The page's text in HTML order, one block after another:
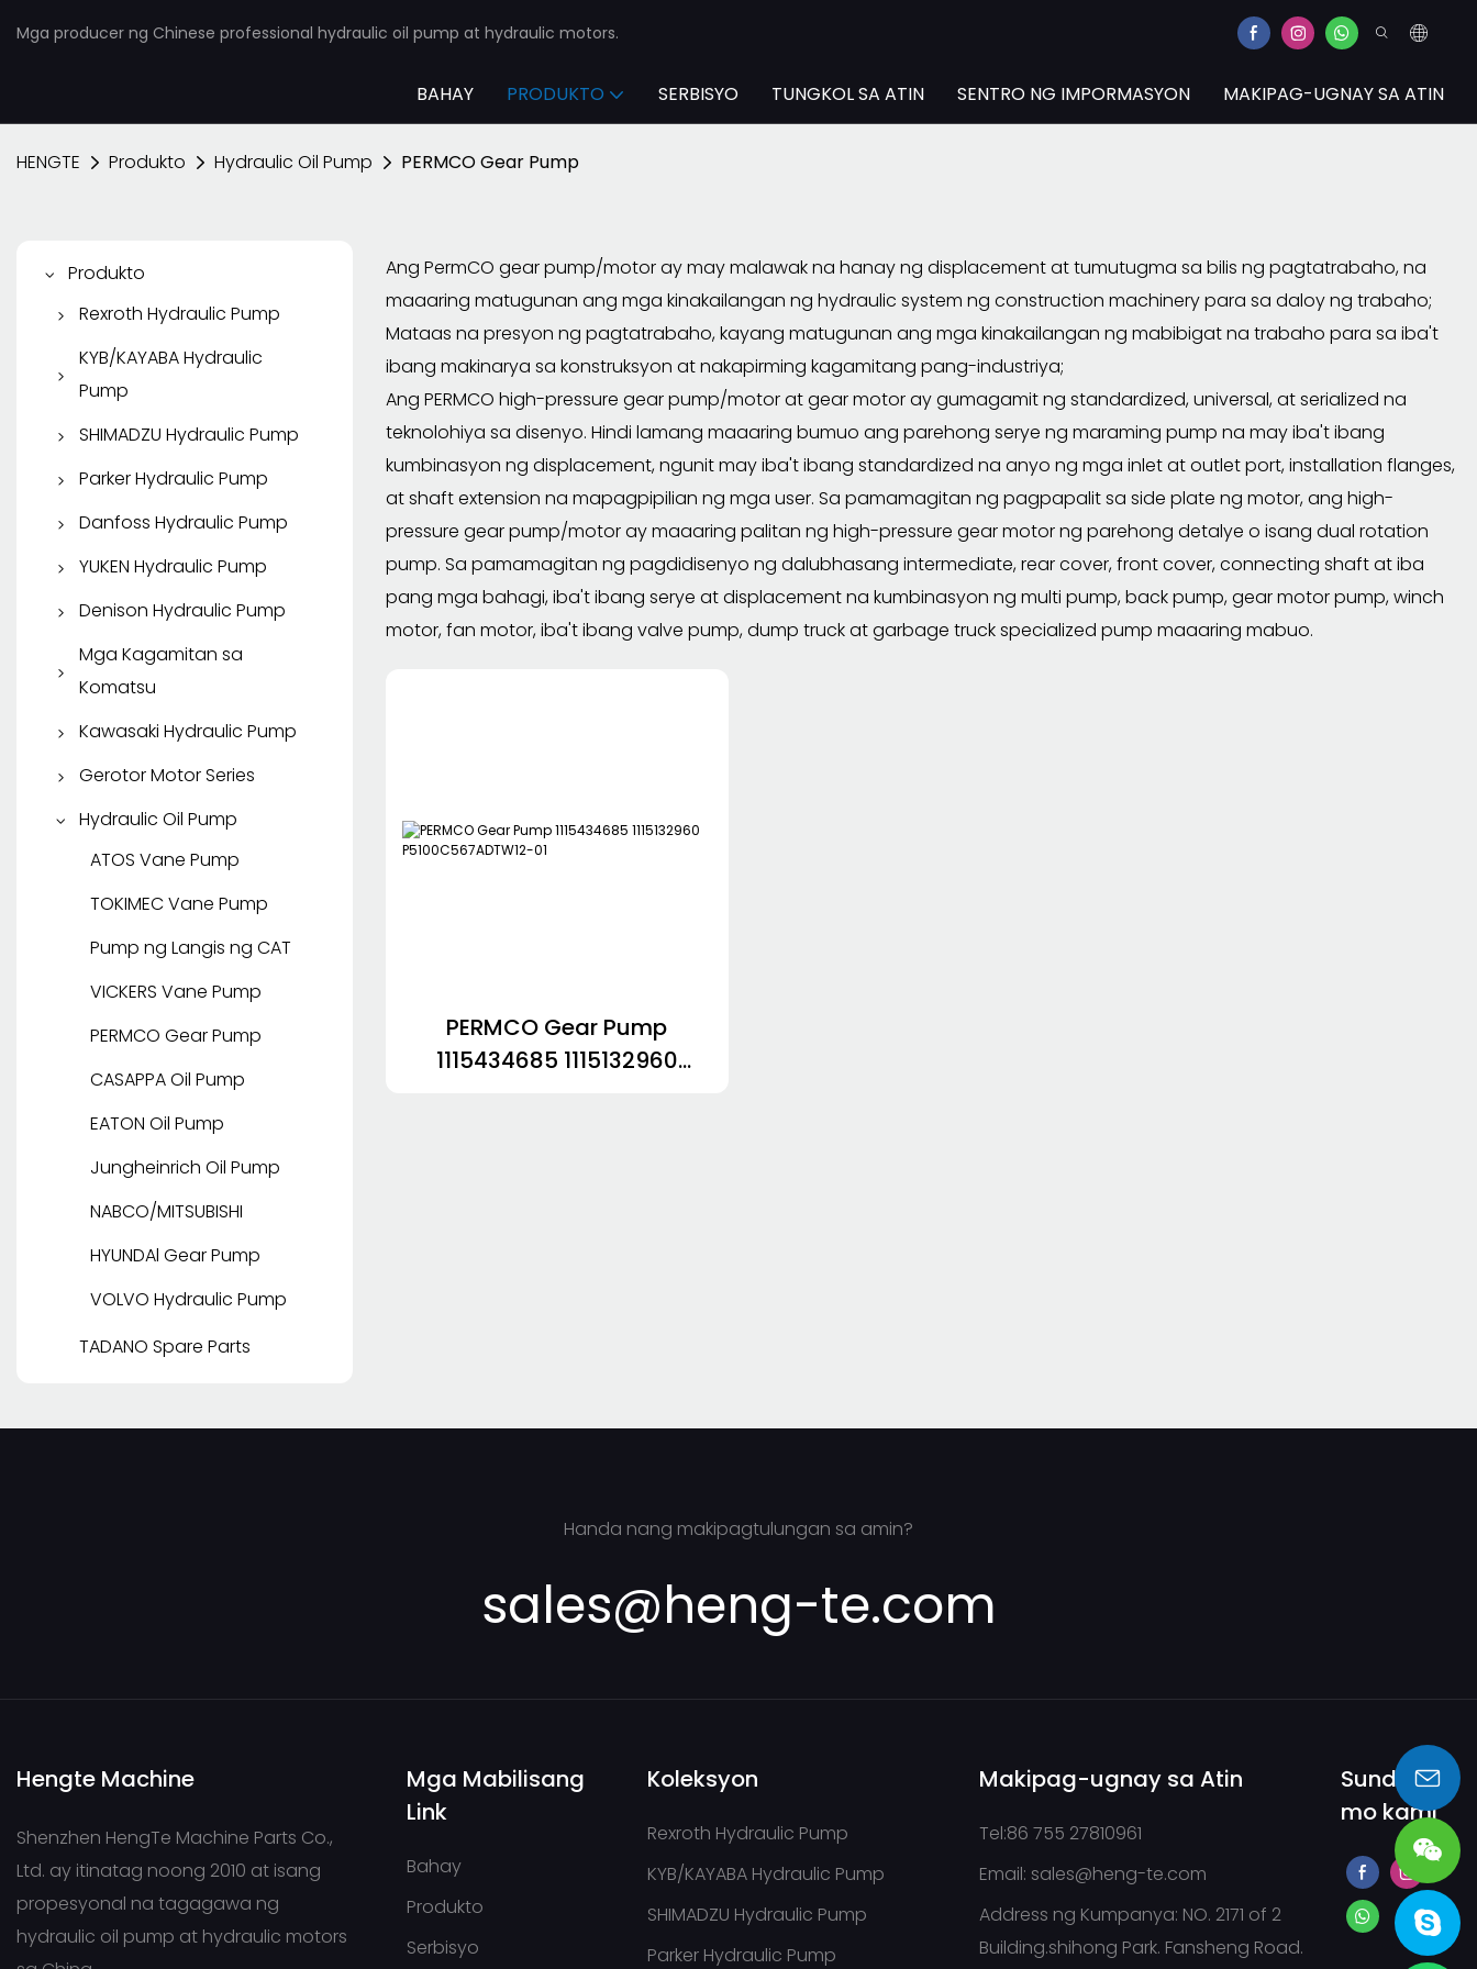
Mga producer ng Chinese professional hydraulic oil pump at hydraulic motors.
BAHAY PRODUKTO SERBISYO TUNGKOL SA ATIN SENTRO NG IMPORMASYON MAKIPAG-UGNAY SA ATIN
HENGTE Produkto Hydraulic Oil Pump PERMCO Gear Pump
Produkto
Rexroth Hydraulic Pump
Rexroth Piston Pump
Rexroth Vane Pump
Rexroth Gear Pump
Rexroth Hydraulic Motor
KYB/KAYABA Hydraulic
Pump
KYB/KAYABA Gear Pump
KYB Piston Pump
KYB Travel Motor
SHIMADZU Hydraulic Pump
SHIMADZU Gear Pump
Parker Hydraulic Pump
Parker Piston Pump
Parker Vane Pump
Parker Gear Pump
Parker Hydraulic Motor
Danfoss Hydraulic Pump
Danfoss Piston Pump
Danfoss Gear Pump
YUKEN Hydraulic Pump
YUKEN Piston Pump
YUKEN Vane Pump
Denison Hydraulic Pump
Denison Piston Pump
Denison Vane Pump
SAUER DANFOSS
Mga Kagamitan sa
Komatsu
Mga ekstrang bahagi ng
Kawasaki Hydraulic Pump
Kawasaki Piston Pump
Gerotor Motor Series
EATON Gerotor Motor
Danfoss Gerotor Motor
WHITE Gerotor Motor
Hydraulic Oil Pump
ATOS Vane Pump
TOKIMEC Vane Pump
Pump ng Langis ng CAT
VICKERS Vane Pump
PERMCO Gear Pump
CASAPPA Oil Pump
EATON Oil Pump
Jungheinrich Oil Pump
NABCO/MITSUBISHI
HYUNDAl Gear Pump
VOLVO Hydraulic Pump
TADANO Spare Parts
Ang PermCO gear pump/motor ay may malawak na hanay ng displacement at tumutugma sa bilis ng pagtatrabaho, na
maaaring matugunan ang mga kinakailangan ng hydraulic system ng construction machinery para sa daloy ng trabaho;
Mataas na presyon ng pagtatrabaho, kayang matugunan ang mga kinakailangan ng mabibigat na trabaho para sa iba't
ibang makinarya sa konstruksyon at nakapirming kagamitang pang-industriya;
Ang PERMCO high-pressure gear pump/motor at gear motor ay gumagamit ng standardized, universal, at serialized na
teknolohiya sa disenyo. Hindi lamang maaaring bumuo ang parehong serye ng maraming pump na may iba't ibang
kumbinasyon ng displacement, ngunit may iba't ibang standardized na anyo ng mga inlet at outlet port, installation flanges,
at shaft extension na mapagpipilian ng mga user. Sa pamamagitan ng pagpapalit sa side plate ng motor, ang high-
pressure gear pump/motor ay maaaring palitan ng high-pressure gear motor ng parehong detalye o isang dual rotation
pump. Sa pamamagitan ng pagdidisenyo ng dalubhasang intermediate, rear cover, front cover, connecting shaft at iba
pang mga bahagi, iba't ibang serye at displacement na kumbinasyon ng multi pump, back pump, gear motor pump, winch
motor, fan motor, iba't ibang valve pump, dump truck at garbage truck specialized pump maaaring mabuo.
PERMCO Gear Pump
1115434685 1115132960
Handa nang makipagtulungan sa amin?
sales@heng-te.com
Hengte Machine
Shenzhen HengTe Machine Parts Co.,
Ltd. ay itinatag noong 2010 at isang
propesyonal na tagagawa ng
hydraulic oil pump at hydraulic motors
Mga Mabilisang
Link
Bahay
Produkto
Serbisyo
Koleksyon
Rexroth Hydraulic Pump
KYB/KAYABA Hydraulic Pump
SHIMADZU Hydraulic Pump
Parker Hydraulic Pump
Makipag-ugnay sa Atin
Tel:86 755 27810961
Email: sales@heng-te.com
Address ng Kumpanya: NO. 2171 of 2
Building.shihong Park. Fansheng Road.
Sundan
mo kami